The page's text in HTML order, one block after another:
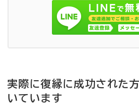
実際に復縁に成功された
いています